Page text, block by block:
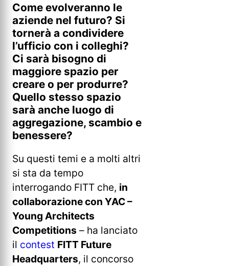
Come evolveranno le
aziende nel futuro? Si
tornerà a condividere
l’ufficio con i colleghi?
Ci sarà bisogno di
maggiore spazio per
creare o per produrre?
Quello stesso spazio
sarà anche luogo di
aggregazione, scambio e
benessere?
Su questi temi e a molti altri
si sta da tempo
interrogando FITT che, in
collaborazione con YAC –
Young Architects
Competitions – ha lanciato
il contest FITT Future
Headquarters, il concorso